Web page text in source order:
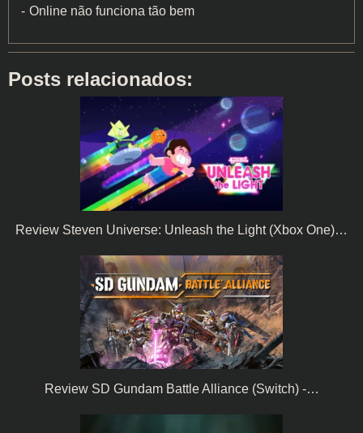
Online não funciona tão bem
Posts relacionados:
Review Steven Universe: Unleash the Light (Xbox One)…
Review SD Gundam Battle Alliance (Switch) -…